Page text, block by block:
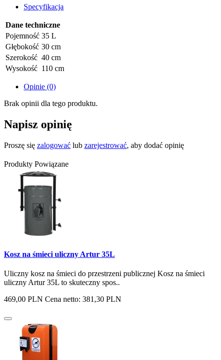
Specyfikacja
Dane techniczne
Pojemność 35 L
Głębokość 30 cm
Szerokość 40 cm
Wysokość 110 cm
Opinie (0)
Brak opinii dla tego produktu.
Napisz opinię
Proszę się zalogować lub zarejestrować, aby dodać opinię
Produkty Powiązane
Kosz na śmieci uliczny Artur 35L
Uliczny kosz na śmieci do przestrzeni publicznej Kosz na śmieci
uliczny Artur 35L to skuteczny spos..
469,00 PLN Cena netto: 381,30 PLN